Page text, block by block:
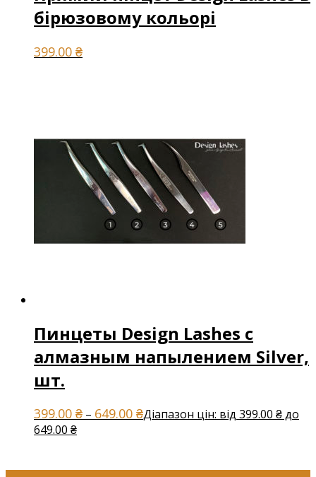
бірюзовому кольорі
399.00 ₴
Пинцеты Design Lashes с
алмазным напылением Silver,
шт.
399.00 ₴ – 649.00 ₴Діапазон цін: від 399.00 ₴ до
649.00 ₴